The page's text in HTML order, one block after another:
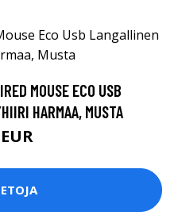
MOUSE ECO USB
HARMAA, MUSTA